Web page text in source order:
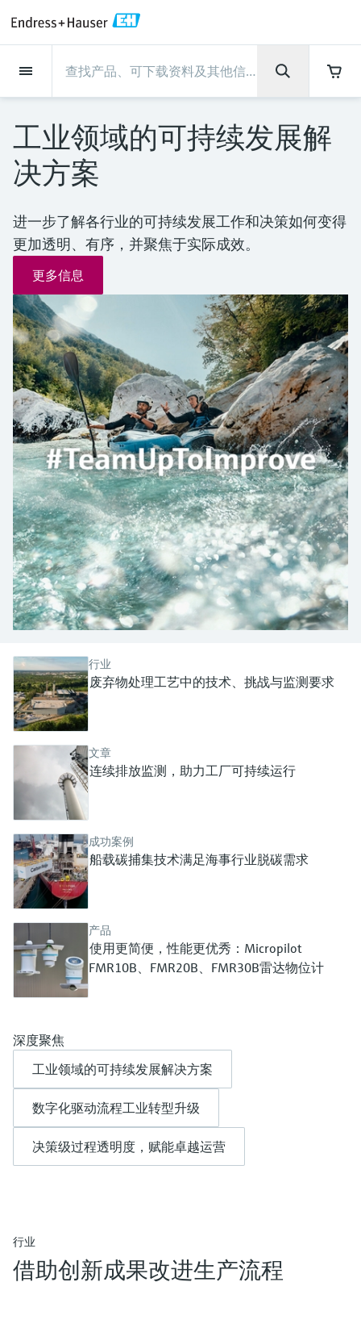
现场仪表
物位测量
液体分析
温度测量
压力测量
系统产品
光学分析
Netilion IIoT
软件
产品工具
通过产品筛选，选择测量仪表
通过产品特性查找适当的测量设备、软件或
系统组件。
Applicator 选型和计算软件
通过应用参数查找、选择并配置产品
Device Viewer
备件查找工具
您可通过产品型号、订单代码或序列号，轻
松查找所需备件。
流量
电磁流量计
科里奥利质量流量计
超声波流量计
涡街流量计
热式质量流量计
Differential pressure flow
measurement
选购全部
物位测量
雷达物位测量
Vibronic point level detection
导波雷达物位测量
超声波物位测量
电容物位测量
静压液位测量
Conductive level measurement
Float switch level measurement
放射线物位测量
阻旋料位开关
伺服液位测量
机电式物位测量
Level measurement with pressure
选购全部
液体分析
pH电极和变送器
电导率传感器和变送器
浊度传感器和变送器
氯传感器和变送器
溶解氧传感器和变送器
实验室检测仪表和便携式pH计
全自动水质采样仪
TOC、COD和SAC分析仪
ORP电极和变送器
污泥界面传感器和变送器
营养盐分析仪和传感器
金属分析仪
微波传输测量原理
Memosens数字技术
选购全部
温度测量
温度变送器
工业温度计
保护套管
高温型温度计
卫生型温度计
紧凑型温度计
温度开关
表面温度计
线缆式温度计
多点温度计
选购全部
压力测量
绝压和表压测量
差压测量
选购全部
系统产品
数据管理仪&数据记录仪
过程测控仪
电源和安全栅
WirelessHART解决方案
网关和调制解调器
设备配置用平板电脑
能量管理仪和应用管理仪
浪涌保护器
选购全部
光学分析
TDLAS和QF分析仪
拉曼光谱分析仪
排放监测解决方案
颗粒测量设备
数字分析仪解决方案
过程气体分析仪
空气质量测量装置
烟雾探测器
视距测量仪
超高探测器
选购全部
Netilion IIoT
Netilion Value
Netilion Health
Netilion Analytics
Netilion Library
Netilion Inventory
Netilion Connect
Netilion Device Viewer
Netilion Water
服务产品
Project and commissioning services
技术支持服务
仪表维护
仪表性能优化服务
View all
Project and commissioning
services
仪表调试服务
Extended warranty
技术支持服务
远程技术支持
远程资产监控
Process Instrumentation Courses
仪表维护
验证服务
现场仪表校准服务
预防性维护服务
Repair of measuring instruments
仪表性能优化服务
校准报告分析
优化校准间隔时间
动态现场仪表评价和分析服务
行业应用
食品与饮料
水务和环境：保护 —— 节约 —— 提高
石油与天然气：促进能源转型，实
现净零目标
生命科学：创新技术助推卓越运营
化工：深化合作，助推可持续成功
电力与能源
采矿、矿物加工及冶金：打造可持
续的未来
公用工程：可靠使用蒸汽
所有行业的关注焦点
工业领域的可持续发展解决方案
数字化驱动流程工业转型升级
决策级过程透明度，赋能卓越运营
支持
快速获取服务支持！
技术支持中心 —— Endress+Hauser提供全方
位服务，与您相伴前行
下载区
搜索和下载技术手册, 宣传资料, 出版物, 软
件更新, 视频, 证书等各类文件!
学习
学习中心
学习中心 - 探索Endress+Hauser学习平台上
的指导课程与资源，随时随地提升技能。
活动和培训
根据需要，从培训、研讨会、展会、峰会或
在线研讨会等各种活动中灵活选择。
公司
Endress+Hauser集团
生产中心
集团实力
客户案例
新闻与案例
活动和培训
您的Endress+Hauser职业生涯
Endress+Hauser集团
公司概况
Endress+Hauser在中国
恩德斯豪斯科技中国
财务业绩
集团管理层
发展历程
文化与价值观
可持续发展
关联公司
生产中心
物位和压力测量
Endress+Hauser流量
Endress+Hauser 液体分析
温度+系统产品
Endress+Hauser 数字解决方案
Endress+Hauser 光学分析
Endress+Hauser SICK
Endress+Hauser Technology China
集团实力
过程安全性
网络安全性
过程自动化项目流程
My Endress+Hauser
建立电子采购流程，从容应对未来
需求
新闻与案例
新闻与案例总览
所有文章
新闻稿
事实速览
媒体活动
活动和培训
研讨会
展览会
在线研讨会和回放
峰会
线下活动
查找市场活动及培训
您的Endress+Hauser职业生
涯
Explore open positions
更多工作机会
德国耶拿分析仪器公司的工作机会
IST创新传感器技术公司的工作机
会
Job opportunities at
Endress+Hauser SICK
工业领域的可持续发展解
决方案
进一步了解各行业的可持续发展工作和决策如何变得
更加透明、有序，并聚焦于实际成效。
更多信息
行业
废弃物处理工艺中的技术、挑战与监测要求
文章
连续排放监测，助力工厂可持续运行
成功案例
船载碳捕集技术满足海事行业脱碳需求
产品
使用更简便，性能更优秀：Micropilot
FMR10B、FMR20B、FMR30B雷达物位计
深度聚焦
工业领域的可持续发展解决方案
数字化驱动流程工业转型升级
决策级过程透明度，赋能卓越运营
行业
借助创新成果改进生产流程